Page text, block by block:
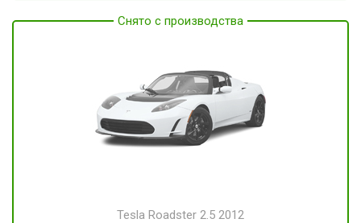
Производится
Снято с производства
Tesla Roadster 2.5 2012